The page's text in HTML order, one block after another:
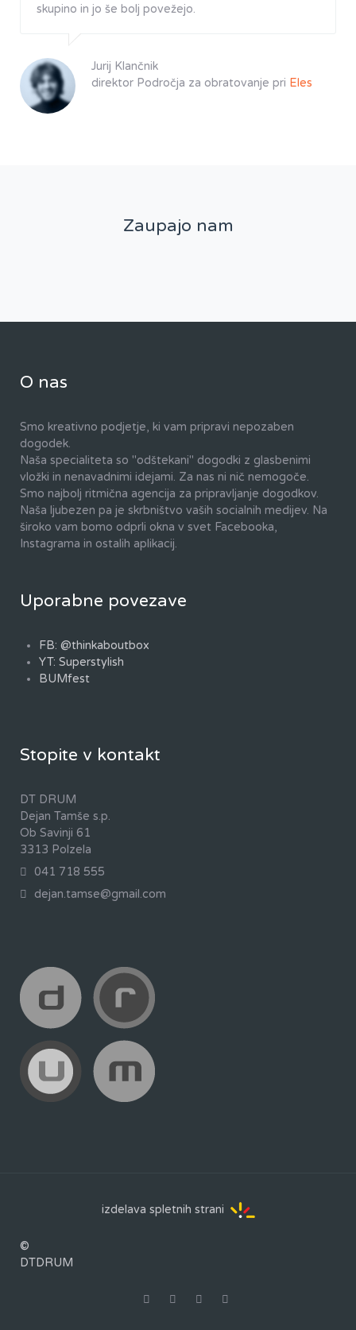
skupino in jo še bolj povežejo.
​Jurij Klančnik
direktor Področja za obratovanje pri Eles
Zaupajo nam
O nas
Smo kreativno podjetje, ki vam pripravi nepozaben
dogodek.
Naša specialiteta so "odštekani" dogodki z glasbenimi
vložki in nenavadnimi idejami. Za nas ni nič nemogoče.
Smo najbolj ritmična agencija za pripravljanje dogodkov.
Naša ljubezen pa je skrbništvo vaših socialnih medijev. Na
široko vam bomo odprli okna v svet Facebooka,
Instagrama in ostalih aplikacij.
Uporabne povezave
FB: @thinkaboutbox
YT: Superstylish
BUMfest
Stopite v kontakt
DT DRUM
Dejan Tamše s.p.
Ob Savinji 61
3313 Polzela
041 718 555
dejan.tamse@gmail.com
izdelava spletnih strani
©
DTDRUM